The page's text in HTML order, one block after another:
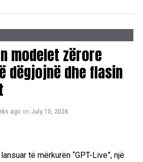
modelet zërore
dëgjojnë dhe flasin
ago on July 10, 2026
të mërkurën “GPT-Live”, një